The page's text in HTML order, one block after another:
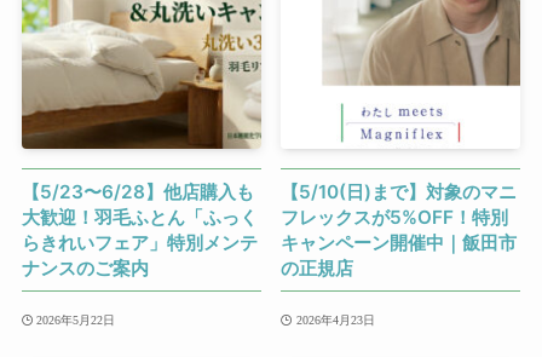
【5/23〜6/28】他店購入も
大歓迎！羽毛ふとん「ふっく
らきれいフェア」特別メンテ
ナンスのご案内
2026年5月22日
【5/10(日)まで】対象のマニ
フレックスが5%OFF！特別
キャンペーン開催中｜飯田市
の正規店
2026年4月23日